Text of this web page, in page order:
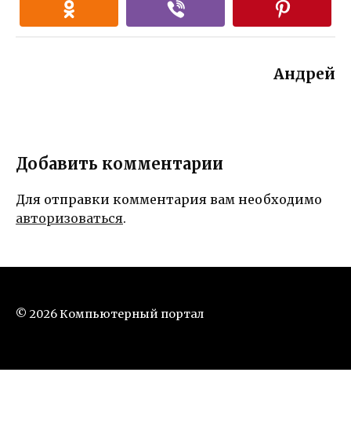
Андрей
Добавить комментарии
Для отправки комментария вам необходимо
авторизоваться.
© 2026 Компьютерный портал